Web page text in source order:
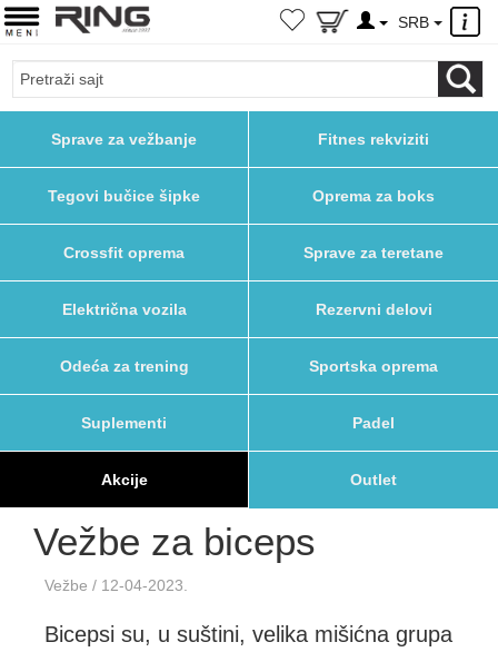
×
SRB
Sprave za vežbanje Fitnes rekviziti
Tegovi bučice šipke Oprema za boks
Crossfit oprema Sprave za teretane
Električna vozila Rezervni delovi
Odeća za trening Sportska oprema
Suplementi Padel
Akcije Outlet
Vežbe za biceps
Vežbe / 12-04-2023.
Bicepsi su, u suštini, velika mišićna grupa